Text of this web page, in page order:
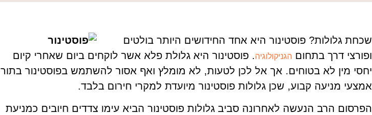
שכחת גלולות? פוסטינור היא אחד החידושים היותר בולטים
ופורצי דרך בתחום הגניקולוגיה. פוסטינור היא גלולת פלא אשר לוקחים ביום שאחרי קיום
יחסי מין לא בטוחים. אך אל לכן לטעות, לא מומלץ ואף אסור להשתמש בפוסטינור בתור
אמצעי מניעה קבוע, שכן גלולות פוסטינור מיועדת למקרי חירום בלבד.
הפרסום הרב הנעשה לאחרונה סביב גלולות פוסטינור הביא עימו צדדים חיובים כמניעת